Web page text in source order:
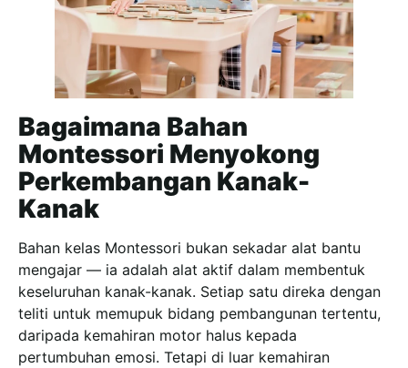
Bagaimana Bahan
Montessori Menyokong
Perkembangan Kanak-
Kanak
Bahan kelas Montessori bukan sekadar alat bantu
mengajar — ia adalah alat aktif dalam membentuk
keseluruhan kanak-kanak. Setiap satu direka dengan
teliti untuk memupuk bidang pembangunan tertentu,
daripada kemahiran motor halus kepada
pertumbuhan emosi. Tetapi di luar kemahiran